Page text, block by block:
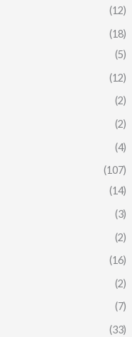
(12)
(18)
(5)
(12)
(2)
(2)
(4)
(107)
(14)
(3)
(2)
(16)
(2)
(7)
(33)